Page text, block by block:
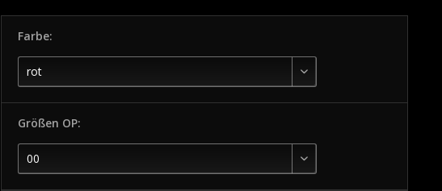
Farbe:
Größen OP: